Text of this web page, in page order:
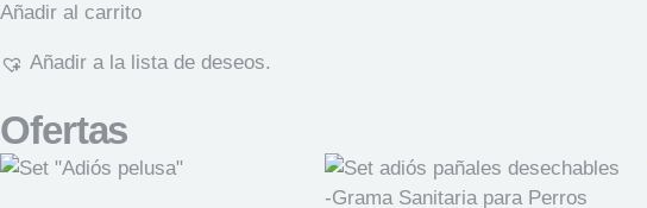
Añadir al carrito
Añadir a la lista de deseos.
Ofertas